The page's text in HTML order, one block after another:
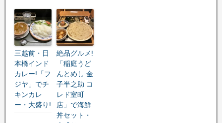
三越前・日
本橋インド
カレー!「フ
ジヤ」でチ
キンカレ
ー・大盛り!
絶品グルメ!
「稲庭うど
んとめし 金
子半之助 コ
レド室町
店」で海鮮
丼セット・